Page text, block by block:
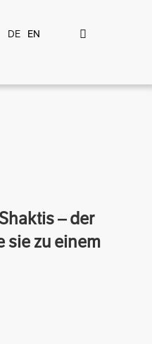
DE EN
– der
sie zu einem